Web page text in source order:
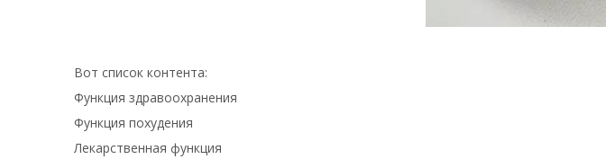
Вот список контента:
Функция здравоохранения
Функция похудения
Лекарственная функция